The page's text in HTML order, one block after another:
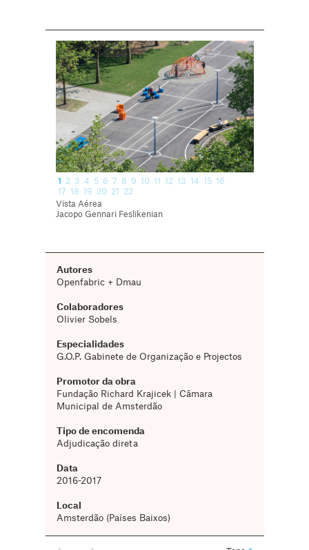
Vista Aérea
Jacopo Gennari Feslikenian
1 2 3 4 5 6 7 8 9 10 11 12 13 14 15 16
17 18 19 20 21 22
Autores
Openfabric + Dmau
Colaboradores
Olivier Sobels
Especialidades
G.O.P. Gabinete de Organização e Projectos
Promotor da obra
Fundação Richard Krajicek | Câmara
Municipal de Amsterdão
Tipo de encomenda
Adjudicação direta
Data
2016-2017
Local
Amsterdão (Países Baixos)